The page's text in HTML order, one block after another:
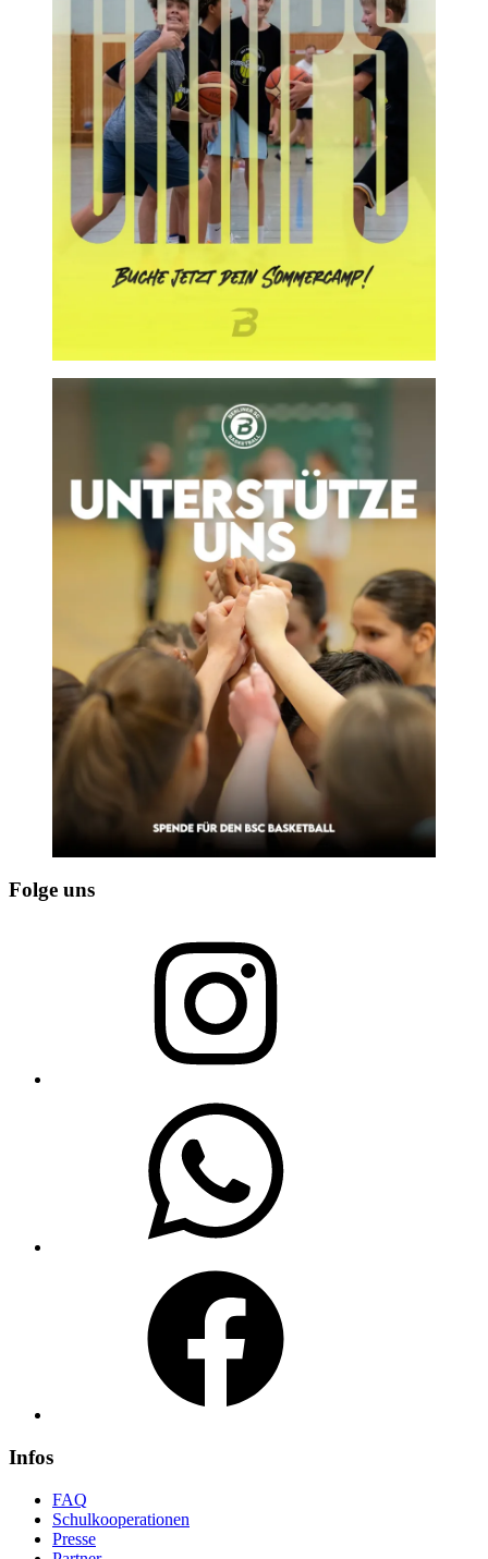
Folge uns
Infos
FAQ
Schulkooperationen
Presse